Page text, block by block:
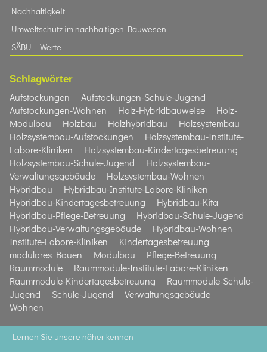
Nachhaltigkeit
Umweltschutz im nachhaltigen Bauwesen
SÄBU – Werte
Schlagwörter
Aufstockungen
Aufstockungen-Schule-Jugend
Aufstockungen-Wohnen
Holz-Hybridbauweise
Holz-
Modulbau
Holzbau Holzhybridbau
Holzsystembau
Holzsystembau-Aufstockungen
Holzsystembau-Institute-
Labore-Kliniken
Holzsystembau-Kindertagesbetreuung
Holzsystembau-Schule-Jugend
Holzsystembau-
Verwaltungsgebäude
Holzsystembau-Wohnen
Hybridbau
Hybridbau-Institute-Labore-Kliniken
Hybridbau-Kindertagesbetreuung
Hybridbau-Kita
Hybridbau-Pflege-Betreuung
Hybridbau-Schule-Jugend
Hybridbau-Verwaltungsgebäude
Hybridbau-Wohnen
Institute-Labore-Kliniken
Kindertagesbetreuung
modulares Bauen
Modulbau
Pflege-Betreuung
Raummodule
Raummodule-Institute-Labore-Kliniken
Raummodule-Kindertagesbetreuung
Raummodule-Schule-
Jugend
Schule-Jugend
Verwaltungsgebäude
Wohnen
Lernen Sie unsere näher kennen